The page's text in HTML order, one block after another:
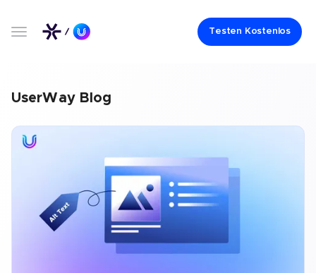
Testen Kostenlos
UserWay Blog